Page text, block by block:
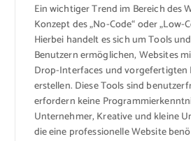
Ein wichtiger Trend im Bereich des
Konzept des „No-Code“ oder „Low-
Hierbei handelt es sich um Tools
Benutzern ermöglichen, Websites
Drop-Interfaces und vorgefertigten
erstellen. Diese Tools sind
erfordern keine
Unternehmer, Kreative und kleine
die eine professionelle Website